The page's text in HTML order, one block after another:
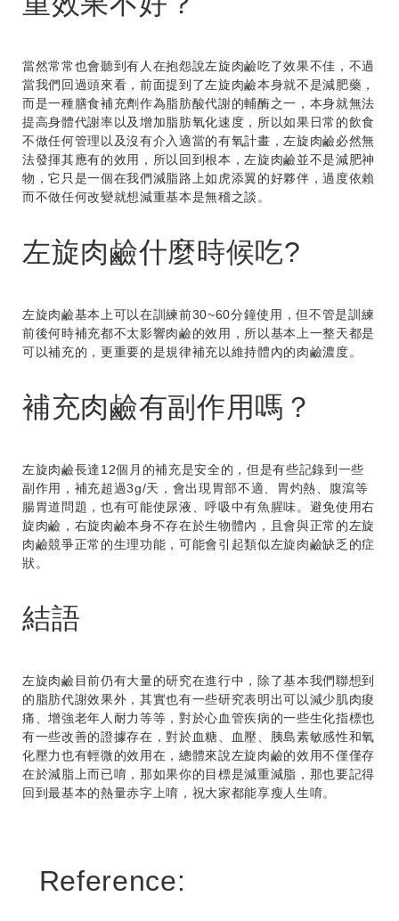
當然常常也會聽到有人在抱怨說左旋肉鹼吃了效果不佳，不過
當我們回過頭來看，前面提到了左旋肉鹼本身就不是減肥藥，
而是一種膳食補充劑作為脂肪酸代謝的輔酶之一，本身就無法
提高身體代謝率以及增加脂肪氧化速度，所以如果日常的飲食
不做任何管理以及沒有介入適當的有氧計畫，左旋肉鹼必然無
法發揮其應有的效用，所以回到根本，左旋肉鹼並不是減肥神
物，它只是一個在我們減脂路上如虎添翼的好夥伴，過度依賴
而不做任何改變就想減重基本是無稽之談。
左旋肉鹼什麼時候吃?
左旋肉鹼基本上可以在訓練前30~60分鐘使用，但不管是訓練
前後何時補充都不太影響肉鹼的效用，所以基本上一整天都是
可以補充的，更重要的是規律補充以維持體內的肉鹼濃度。
補充肉鹼有副作用嗎？
左旋肉鹼長達12個月的補充是安全的，但是有些記錄到一些
副作用，補充超過3g/天，會出現胃部不適、胃灼熱、腹瀉等
腸胃道問題，也有可能使尿液、呼吸中有魚腥味。避免使用右
旋肉鹼，右旋肉鹼本身不存在於生物體內，且會與正常的左旋
肉鹼競爭正常的生理功能，可能會引起類似左旋肉鹼缺乏的症
狀。
結語
左旋肉鹼目前仍有大量的研究在進行中，除了基本我們聯想到
的脂肪代謝效果外，其實也有一些研究表明出可以減少肌肉痠
痛、增強老年人耐力等等，對於心血管疾病的一些生化指標也
有一些改善的證據存在，對於血糖、血壓、胰島素敏感性和氧
化壓力也有輕微的效用在，總體來說左旋肉鹼的效用不僅僅存
在於減脂上而已唷，那如果你的目標是減重減脂，那也要記得
回到最基本的熱量赤字上唷，祝大家都能享瘦人生唷。
Reference: